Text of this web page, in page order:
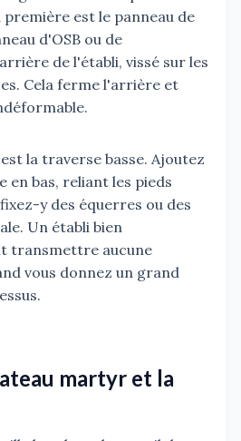
est le panneau de
d'OSB ou de
de l'établi, vissé sur les
Cela ferme l'arrière et
la traverse basse. Ajoutez
en bas, reliant les pieds
y des équerres ou des
Un établi bien
transmettre aucune
vous donnez un grand
martyr et la